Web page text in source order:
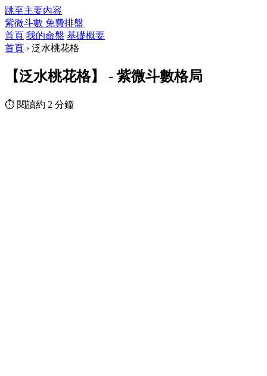
跳至主要內容
紫微斗數 免費排盤
首頁 我的命盤 基礎概要
首頁 › 泛水桃花格
【泛水桃花格】 - 紫微斗數格局
⏱ 閱讀約 2 分鐘